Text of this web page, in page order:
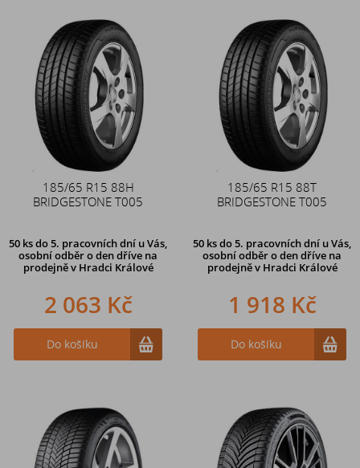
185/65 R15 88H
BRIDGESTONE T005
50 ksdo 5. pracovních dní u Vás,
osobní odběr o den dříve na
prodejněv Hradci Králové
2 063 Kč
Do košíku
185/65 R15 88T
BRIDGESTONE T005
50 ksdo 5. pracovních dní u Vás,
osobní odběr o den dříve na
prodejněv Hradci Králové
1 918 Kč
Do košíku